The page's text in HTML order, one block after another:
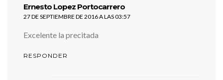
Ernesto Lopez Portocarrero
27 DE SEPTIEMBRE DE 2016 A LAS 03:57
Excelente la precitada
RESPONDER